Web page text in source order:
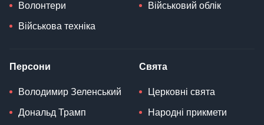
Волонтери
Військова техніка
Військовий облік
Персони
Володимир Зеленський
Дональд Трамп
Свята
Церковні свята
Народні прикмети